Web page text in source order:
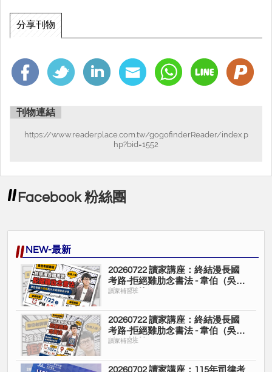
分享刊物
刊物連結
https://www.readerplace.com.tw/gogofinderReader/index.p
hp?bid=1552
Facebook 粉絲團
NEW-最新
20260722 讀家講座：終結漫長國
考路-拒絕雞肋念書法 - 韋伯（吳宗
翰）(影片)
讀家補習班
20260722 讀家講座：終結漫長國
考路-拒絕雞肋念書法 - 韋伯（吳宗
翰）(講義)
讀家補習班
20260702 讀家講座：115年司律考